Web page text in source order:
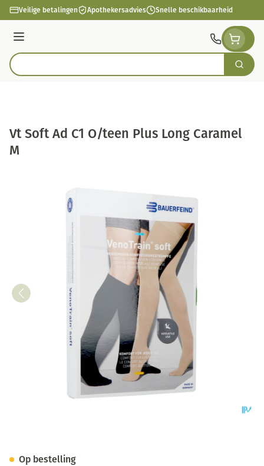
Ga naar de inhoud
Veilige betalingen Apothekersadvies Snelle beschikbaarheid
Menu
Product, merk, categorie... Zoek
Vt Soft Ad C1 O/teen Plus Long Caramel
M
Op bestelling